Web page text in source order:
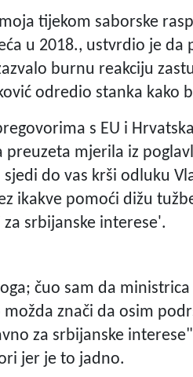
tijekom saborske
u 2018., ustvrdio je da
burnu reakciju
odredio stanka kako
s EU i
mjerila iz
do vas krši odluku
ikakve pomoći dižu
srbijanske interese'.
čuo sam da ministrica
znači da osim
za srbijanske
jer je to jadno.